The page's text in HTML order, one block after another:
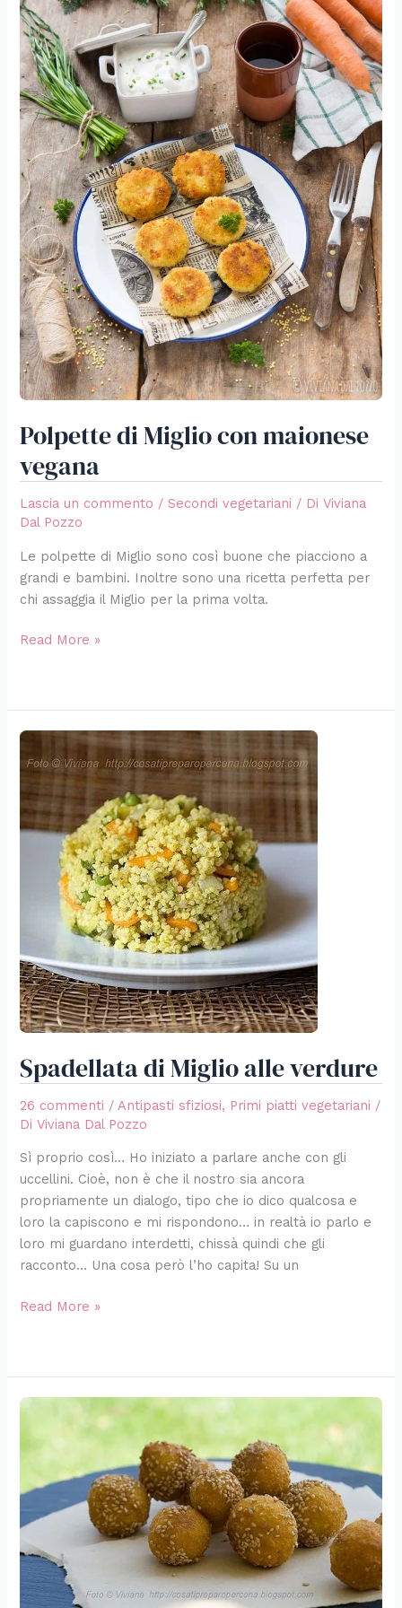
Polpette di Miglio con maionese
vegana
Lascia un commento /Secondi vegetariani / DiViviana
Dal Pozzo
Le polpette di Miglio sono così buone che piacciono a
grandi e bambini. Inoltre sono una ricetta perfetta per
chi assaggia il Miglio per la prima volta.
Read More »
Spadellata di Miglio alle verdure
26 commenti /Antipasti sfiziosi, Primi piatti vegetariani /
DiViviana Dal Pozzo
Sì proprio così… Ho iniziato a parlare anche con gli
uccellini. Cioè, non è che il nostro sia ancora
propriamente un dialogo, tipo che io dico qualcosa e
loro la capiscono e mi rispondono… in realtà io parlo e
loro mi guardano interdetti, chissà quindi che gli
racconto… Una cosa però l’ho capita! Su un
Spadellata
di
Miglio
alle
verdure
Read More »
Polpette
miglio
verdure